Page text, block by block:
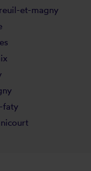
et-magny
faty